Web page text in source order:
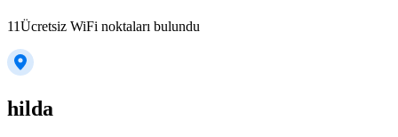
11Ücretsiz WiFi noktaları bulundu
hilda